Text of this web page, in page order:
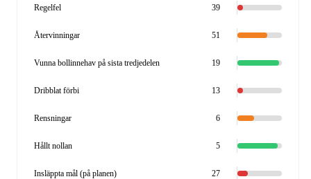
Regelfel 39
Återvinningar 51
Vunna bollinnehav på sista tredjedelen 19
Dribblat förbi 13
Rensningar 6
Hållt nollan 5
Insläppta mål (på planen) 27